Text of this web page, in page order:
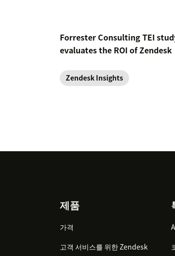
Forrester Consulting TEI
evaluates the ROI of Zendesk
Zendesk Insights
제품
가격
고객 서비스를 위한 Zendesk